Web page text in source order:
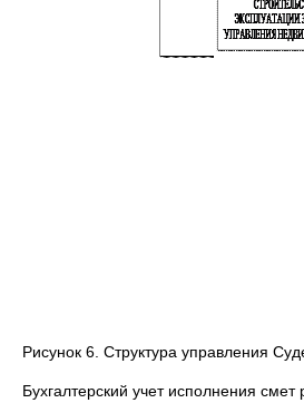
Рисунок 6. Структура управления
Бухгалтерский учет исполнения